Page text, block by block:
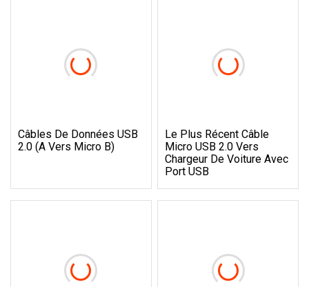
Câbles De Données USB
2.0 (A Vers Micro B)
Le Plus Récent Câble
Micro USB 2.0 Vers
Chargeur De Voiture Avec
Port USB